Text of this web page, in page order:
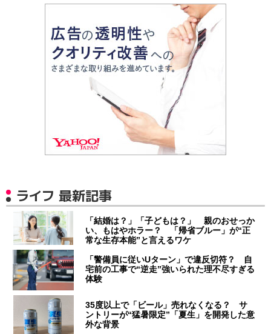
ライフ 最新記事
「結婚は？」「子どもは？」 親のおせっか
い、もはやホラー？ 「帰省ブルー」が“正
常な生存本能”と言えるワケ
「警備員に従いUターン」で違反切符？ 自
宅前の工事で“逆走”強いられた理不尽すぎる
体験
35度以上で「ビール」売れなくなる？ サ
ントリーが“猛暑限定”「夏生」を開発した意
外な背景